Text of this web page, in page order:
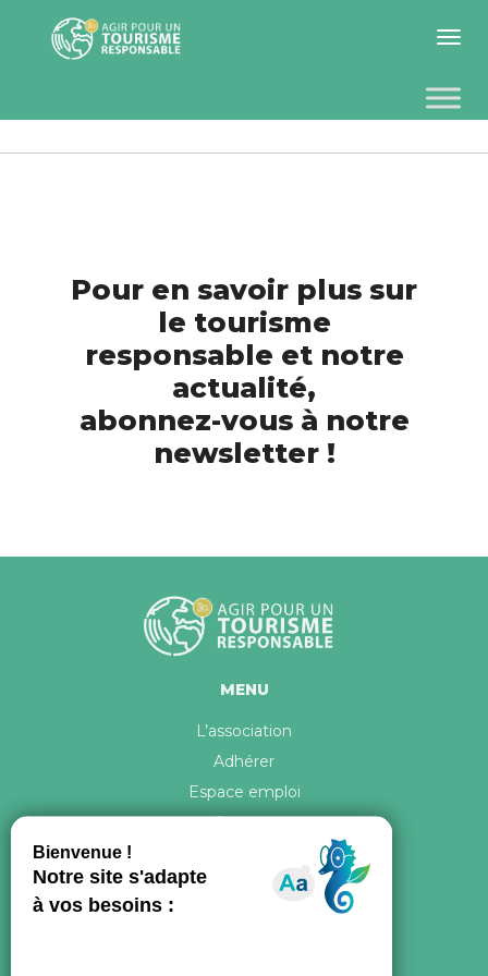
Toggle
Pour en savoir plus sur
le tourisme
responsable et notre
actualité,
abonnez-vous à notre
newsletter !
MENU
L’association
Adhérer
Espace emploi
Contact